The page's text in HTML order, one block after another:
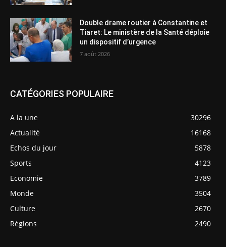
Double drame routier à Constantine et
Tiaret: Le ministère de la Santé déploie
un dispositif d’urgence
7 août 2026
CATÉGORIES POPULAIRE
A la une
30296
Actualité
16168
Echos du jour
5878
Sports
4123
Economie
3789
Monde
3504
Culture
2670
Régions
2490